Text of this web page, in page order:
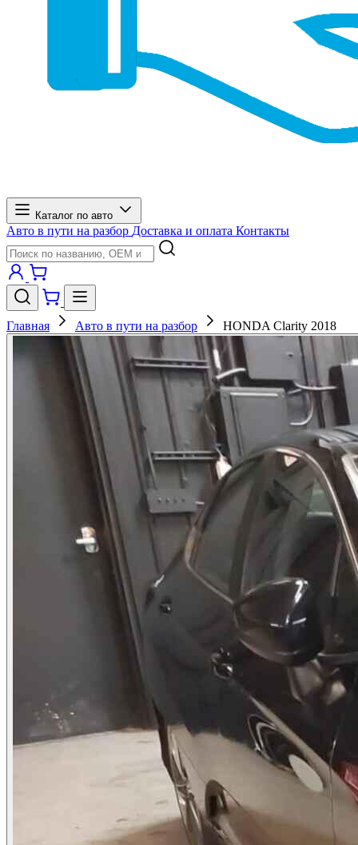
Каталог по авто
Авто в пути на разбор Доставка и оплата Контакты
Главная Авто в пути на разбор HONDA Clarity 2018